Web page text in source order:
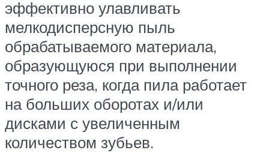
эффективно улавливать
мелкодисперсную пыль
обрабатываемого материала,
образующуюся при выполнении
точного реза, когда пила работает
на больших оборотах и/или
дисками с увеличенным
количеством зубьев.